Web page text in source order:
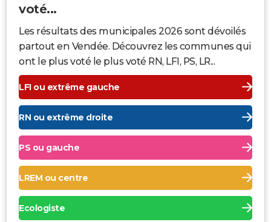
voté...
Les résultats des municipales 2026 sont dévoilés
partout en Vendée. Découvrez les communes qui
ont le plus voté le plus voté RN, LFI, PS, LR...
LFI ou extrême gauche
RN ou extrême droite
PS ou gauche
LREM ou centre
Ecologiste